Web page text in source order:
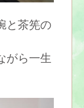
と茶筅の
がら一生